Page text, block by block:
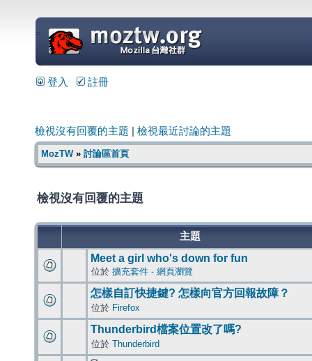
=
登入 註冊
檢視沒有回覆的主題 檢視最近討論的主題
MozTW» 討論區首頁
檢視沒有回覆的主題
主題
Meet a girl who's down for fun
位於 擴充套件 - 網頁瀏覽
怎樣自訂快捷鍵? 怎樣向官方回報故障？
位於 Firefox
Thunderbird檔案位置改了嗎?
位於 Thunderbird